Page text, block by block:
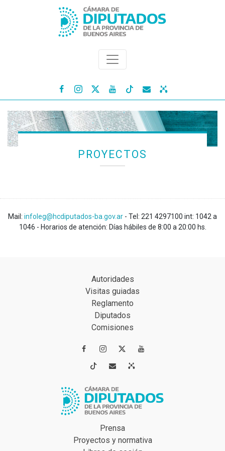
   
PROYECTOS
Mail: infoleg@hcdiputados-ba.gov.ar - Tel: 221 4297100 int: 1042 a
1046 - Horarios de atención: Días hábiles de 8:00 a 20:00 hs.
Autoridades
Visitas guiadas
Reglamento
Diputados
Comisiones
 
 
Prensa
Proyectos y normativa